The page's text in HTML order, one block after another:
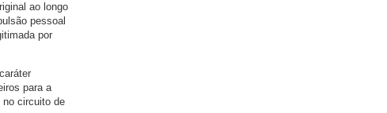
ao longo
pessoal
por
para a
no circuito de